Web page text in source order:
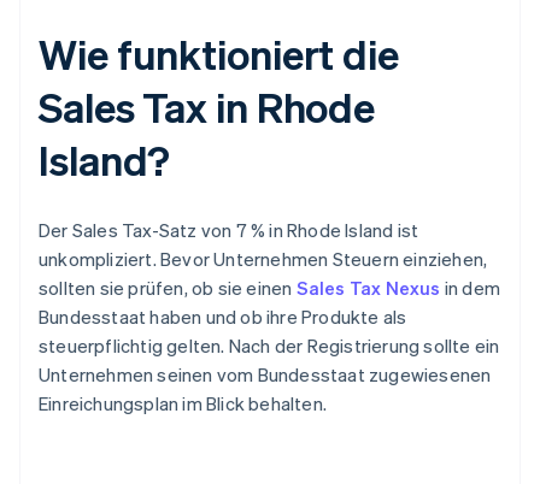
Wie funktioniert die
Sales Tax in Rhode
Island?
Der Sales Tax-Satz von 7 % in Rhode Island ist
unkompliziert. Bevor Unternehmen Steuern einziehen,
sollten sie prüfen, ob sie einen Sales Tax Nexus in dem
Bundesstaat haben und ob ihre Produkte als
steuerpflichtig gelten. Nach der Registrierung sollte ein
Unternehmen seinen vom Bundesstaat zugewiesenen
Einreichungsplan im Blick behalten.